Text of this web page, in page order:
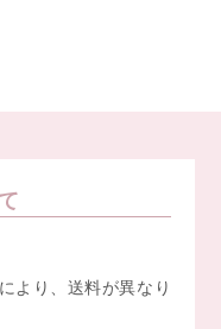
より、送料が異なり